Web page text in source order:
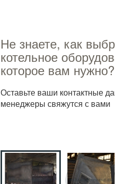
Не знаете, как
котельное
которое вам нужно?
Оставьте ваши контактные
менеджеры свяжутся с вами